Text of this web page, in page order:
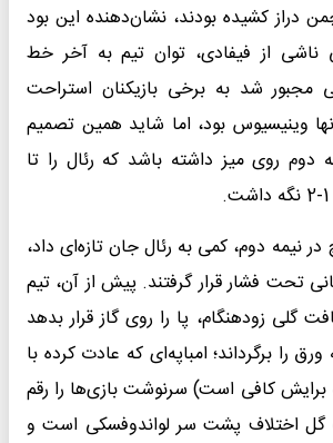
دراز کشیده بودند، نشان‌دهنده این بود
ناشی از فیفادی، توان تیم به آخر خط
مجبور شد به برخی بازیکنان استراحت
وینیسیوس بود، اما شاید همین تصمیم
روی میز داشته باشد که رئال را تا
نیمه دوم، کمی به رئال جان تازه‌ای داد،
تحت فشار قرار گرفتند. پیش از آن، تیم
گلی زودهنگام، پا را روی گاز قرار بدهد
را برگرداند؛ امباپه‌ای که عادت کرده با
برایش کافی است) سرنوشت بازی‌ها را رقم
گل اختلاف پشت سر لواندوفسکی است و